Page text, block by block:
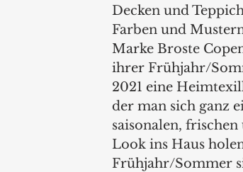
Decken und
Farben und
Marke Broste
ihrer Frühjahr/
2021 eine
der man sich ganz
saisonalen,
Look ins Haus
Frühjahr/Sommer